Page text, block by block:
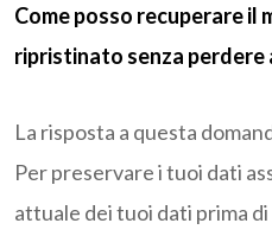
Come posso recuperare il
ripristinato senza perdere
La risposta a questa
Per preservare i tuoi dati
attuale dei tuoi dati prima